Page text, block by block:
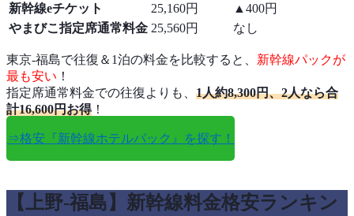
新幹線eチケット
25,160円
▲400円
やまびこ指定席通常料金 25,560円 なし
東京-福島で往復＆1泊の料金を比較すると、 新幹線パックが
最も安い ！
指定席通常料金での往復よりも、 1人約8,300円、2人なら合
計16,600円お得！
⇒格安『新幹線ホテルパック』を探す！
【上野-福島】新幹線料金格安ランキン